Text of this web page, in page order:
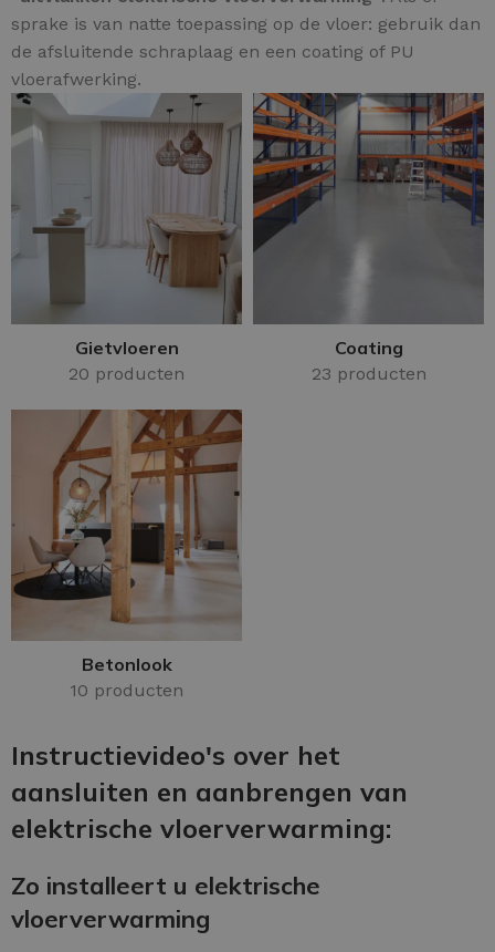
sprake is van natte toepassing op de vloer: gebruik dan
de afsluitende schraplaag en een coating of PU
vloerafwerking.
Gietvloeren
20 producten
Coating
23 producten
Betonlook
10 producten
Instructievideo's over het
aansluiten en aanbrengen van
elektrische vloerverwarming:
Zo installeert u elektrische
vloerverwarming